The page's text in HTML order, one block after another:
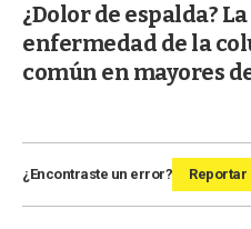
¿Dolor de espalda?
enfermedad de la
común en mayores
¿Encontraste un error? Reportar